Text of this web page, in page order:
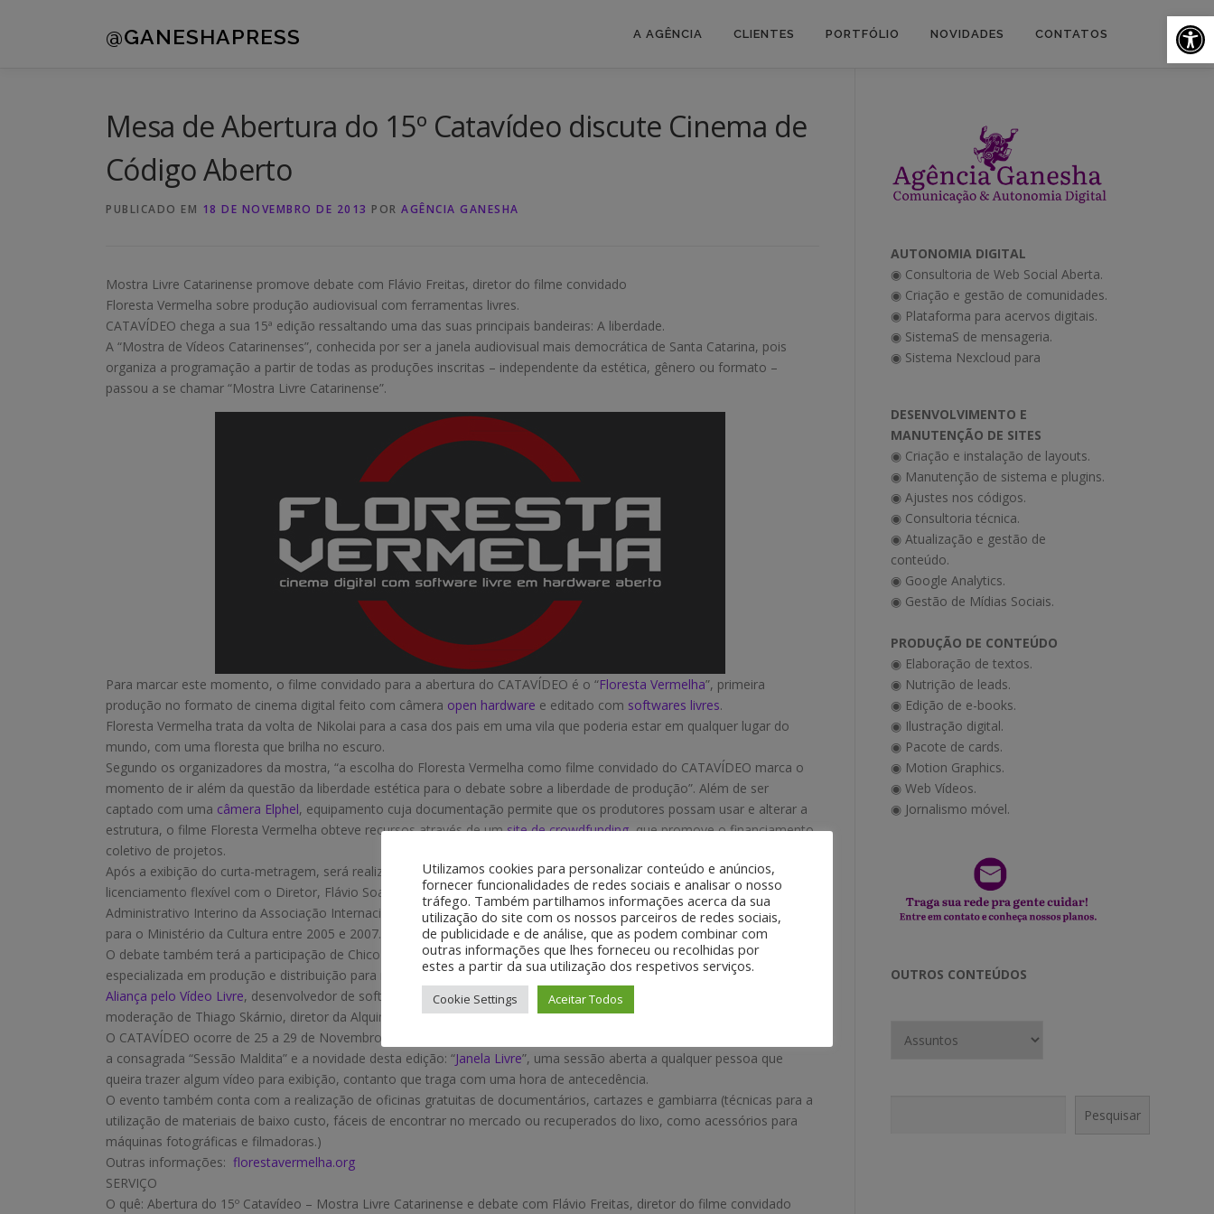
@GANESHAPRESS A AGÊNCIA CLIENTES PORTFÓLIO NOVIDADES CONTATOS
Mesa de Abertura do 15º Catavídeo discute Cinema de
Código Aberto
PUBLICADO EM 18 DE NOVEMBRO DE 2013 POR AGÊNCIA GANESHA
Mostra Livre Catarinense promove debate com Flávio Freitas, diretor do filme convidado
Floresta Vermelha sobre produção audiovisual com ferramentas livres.
CATAVÍDEO chega a sua 15ª edição ressaltando uma das suas principais bandeiras: A liberdade.
A “Mostra de Vídeos Catarinenses”, conhecida por ser a janela audiovisual mais democrática de Santa Catarina, pois
organiza a programação a partir de todas as produções inscritas – independente da estética, gênero ou formato –
passou a se chamar “Mostra Livre Catarinense”.
Para marcar este momento, o filme convidado para a abertura do CATAVÍDEO é o “Floresta Vermelha”, primeira
produção no formato de cinema digital feito com câmera open hardware e editado com softwares livres.
Floresta Vermelha trata da volta de Nikolai para a casa dos pais em uma vila que poderia estar em qualquer lugar do
mundo, com uma floresta que brilha no escuro.
Segundo os organizadores da mostra, “a escolha do Floresta Vermelha como filme convidado do CATAVÍDEO marca o
momento de ir além da questão da liberdade estética para o debate sobre a liberdade de produção”. Além de ser
captado com uma câmera Elphel, equipamento cuja documentação permite que os produtores possam usar e alterar a
estrutura, o filme Floresta Vermelha obteve recursos através de umsite de crowdfunding, que promove o financiamento
coletivo de projetos.
Após a exibição do curta-metragem, será realizado um debate sobre a produção com software livre e formatos de
licenciamento flexível com o Diretor, Flávio Soares, que além de produtor audiovisual, foi membro do Conselho
Administrativo Interino da Associação Internacional Apertus –Open Source Cinemae pesquisador de multimídia em Linux
para o Ministério da Cultura entre 2005 e 2007.
O debate também terá a participação de Chico Faganello, produtor audiovisual e diretor da empresaFilmesqueVoam
especializada em produção e distribuição para novas mídias de conteúdo brasileiro infantil; Pedro Markun, membro da
Aliança pelo Vídeo Livre, desenvolvedor de software livre e ativista pelos dados abertos e pela liberdade na rede;
moderação de Thiago Skárnio, diretor da Alquimídia.org e Coordenador do Pontão Ganesha de Cultura Digital.
O CATAVÍDEO ocorre de 25 a 29 de Novembro na
a consagrada “Sessão Maldita” e a novidade desta edição: “Janela Livre”, uma sessão aberta a qualquer pessoa que
queira trazer algum vídeo para exibição, contanto que traga com uma hora de antecedência.
O evento também conta com a realização de oficinas gratuitas de documentários, cartazes e gambiarra (técnicas para a
utilização de materiais de baixo custo, fáceis de encontrar no mercado ou recuperados do lixo, como acessórios para
máquinas fotográficas e filmadoras.)
Outras informações: florestavermelha.org
SERVIÇO
O quê: Abertura do 15º Catavídeo – Mostra Livre Catarinense e debate com Flávio Freitas, diretor do filme convidado
AUTONOMIA DIGITAL
◉ Consultoria de Web Social Aberta.
◉ Criação e gestão de comunidades.
◉ Plataforma para acervos digitais.
◉ SistemaS de mensageria.
◉ Sistema Nexcloud para
DESENVOLVIMENTO E
MANUTENÇÃO DE SITES
◉ Criação e instalação de layouts.
◉ Manutenção de sistema e plugins.
◉ Ajustes nos códigos.
◉ Consultoria técnica.
◉ Atualização e gestão de
conteúdo.
◉ Google Analytics.
◉ Gestão de Mídias Sociais.
PRODUÇÃO DE CONTEÚDO
◉ Elaboração de textos.
◉ Nutrição de leads.
◉ Edição de e-books.
◉ Ilustração digital.
◉ Pacote de cards.
◉ Motion Graphics.
◉ Web Vídeos.
◉ Jornalismo móvel.
OUTROS CONTEÚDOS
Pesquisar
Utilizamos cookies para personalizar conteúdo e anúncios,
fornecer funcionalidades de redes sociais e analisar o nosso
tráfego. Também partilhamos informações acerca da sua
utilização do site com os nossos parceiros de redes sociais,
de publicidade e de análise, que as podem combinar com
outras informações que lhes forneceu ou recolhidas por
estes a partir da sua utilização dos respetivos serviços.
Cookie Settings Aceitar Todos